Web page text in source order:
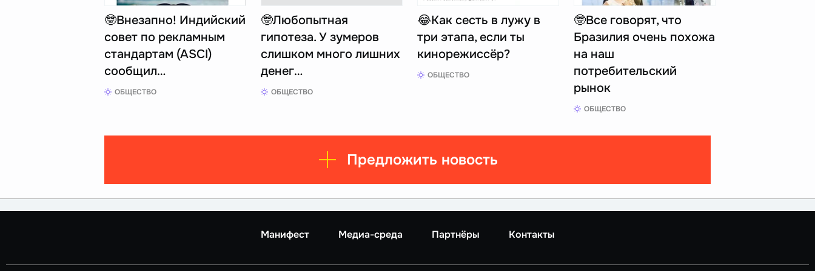
🤓Внезапно! Индийский
совет по рекламным
стандартам (ASCI)
сообщил…
ОБЩЕСТВО
🤓Любопытная
гипотеза. У зумеров
слишком много лишних
денег…
ОБЩЕСТВО
😂Как сесть в лужу в
три этапа, если ты
кинорежиссёр?
ОБЩЕСТВО
🤓Все говорят, что
Бразилия очень похожа
на наш
потребительский
рынок
ОБЩЕСТВО
Предложить новость
Манифест Медиа-среда Партнёры Контакты